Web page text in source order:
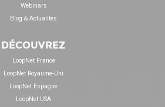
Webinars
Blog & Actualités
DÉCOUVREZ
LoopNet France
LoopNet Royaume-Uni
LoopNet Espagne
LoopNet USA